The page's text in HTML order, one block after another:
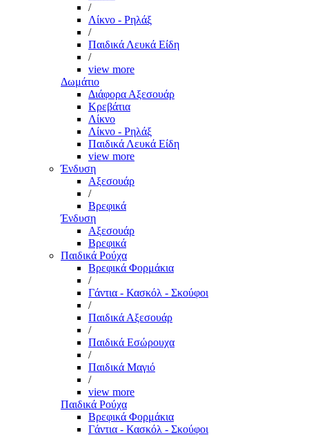
/
Λίκνο - Ρηλάξ
/
Παιδικά Λευκά Είδη
/
view more
Δωμάτιο
Διάφορα Αξεσουάρ
Κρεβάτια
Λίκνο
Λίκνο - Ρηλάξ
Παιδικά Λευκά Είδη
view more
Ένδυση
Αξεσουάρ
/
Βρεφικά
Ένδυση
Αξεσουάρ
Βρεφικά
Παιδικά Ρούχα
Βρεφικά Φορμάκια
/
Γάντια - Κασκόλ - Σκούφοι
/
Παιδικά Αξεσουάρ
/
Παιδικά Εσώρουχα
/
Παιδικά Μαγιό
/
view more
Παιδικά Ρούχα
Βρεφικά Φορμάκια
Γάντια - Κασκόλ - Σκούφοι